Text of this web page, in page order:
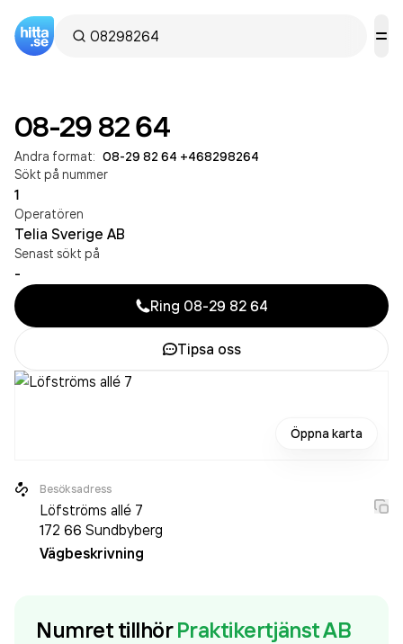
08-29 82 64
Andra format: 08-29 82 64 +468298264
Sökt på nummer
1
Operatören
Telia Sverige AB
Senast sökt på
-
Ring 08-29 82 64
Tipsa oss
Öppna karta
Besöksadress
Löfströms allé 7
172 66 Sundbyberg
Vägbeskrivning
Numret tillhör Praktikertjänst AB